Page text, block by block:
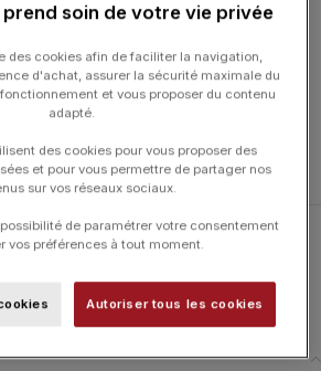
CLOZEAU, Noël, Typologies
prend soin de votre vie privée
des cookies afin de faciliter la navigation,
d'achat, assurer la sécurité maximale du
et vous proposer du contenu
adapté.
des cookies pour vous proposer des
et pour vous permettre de partager nos
sur vos réseaux sociaux.
de paramétrer votre consentement
vos préférences à tout moment.
Autoriser tous les cookies